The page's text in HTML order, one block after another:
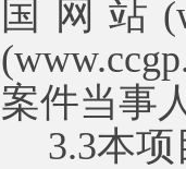
国网站
案件当事
3.3本项